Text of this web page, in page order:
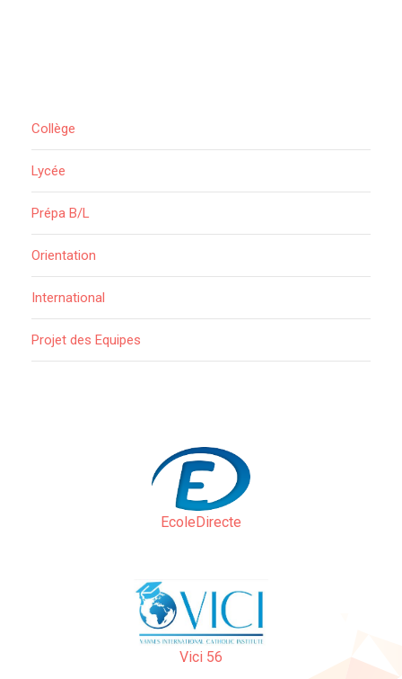
Collège
Lycée
Prépa B/L
Orientation
International
Projet des Equipes
EcoleDirecte
Vici 56